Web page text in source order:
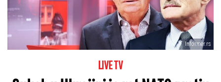
Informer.rs
LIVE TV